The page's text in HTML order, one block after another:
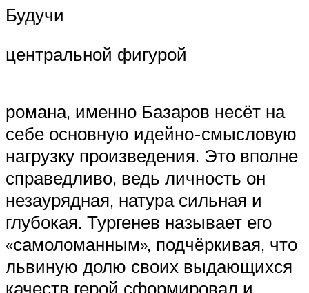
Будучи
центральной фигурой
романа, именно Базаров несёт на
себе основную идейно-смысловую
нагрузку произведения. Это вполне
справедливо, ведь личность он
незаурядная, натура сильная и
глубокая. Тургенев называет его
«самоломанным», подчёркивая, что
львиную долю своих выдающихся
качеств герой сформировал и